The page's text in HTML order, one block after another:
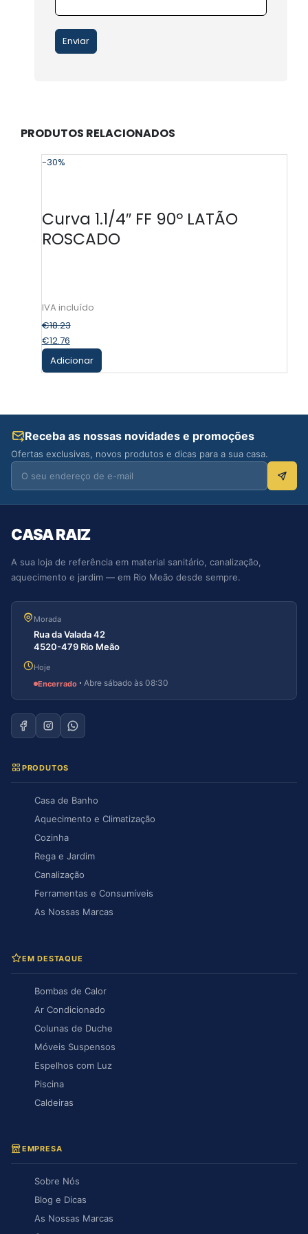
PRODUTOS RELACIONADOS
-30%
Curva 1.1/4″ FF 90º LATÃO
ROSCADO
€18.23
€12.76
Adicionar
Receba as nossas novidades e promoções
Ofertas exclusivas, novos produtos e dicas para a sua casa.
CASA RAIZ
A sua loja de referência em material sanitário, canalização,
aquecimento e jardim — em Rio Meão desde sempre.
Morada
Rua da Valada 42
4520-479 Rio Meão
Hoje
Encerrado · Abre sábado às 08:30
PRODUTOS
Casa de Banho
Aquecimento e Climatização
Cozinha
Rega e Jardim
Canalização
Ferramentas e Consumíveis
As Nossas Marcas
EM DESTAQUE
Bombas de Calor
Ar Condicionado
Colunas de Duche
Móveis Suspensos
Espelhos com Luz
Piscina
Caldeiras
EMPRESA
Sobre Nós
Blog e Dicas
As Nossas Marcas